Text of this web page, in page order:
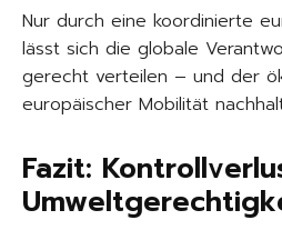
Nur durch eine koordinierte
lässt sich die globale
gerecht verteilen – und der
europäischer Mobilität
Fazit: